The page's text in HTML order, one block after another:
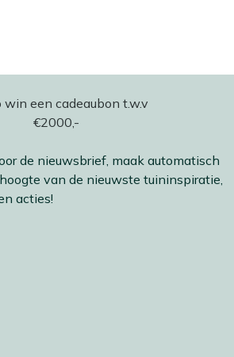
de nieuwsbrief, maak automatisch
van de nieuwste tuininspiratie,
acties!